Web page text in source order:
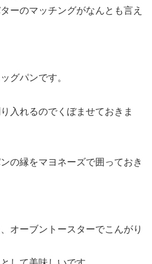
ーのマッチングがなんとも言え
グパンです。
入れるのでくぼませておきま
の縁をマヨネーズで囲っておき
オーブントースターでこんがり